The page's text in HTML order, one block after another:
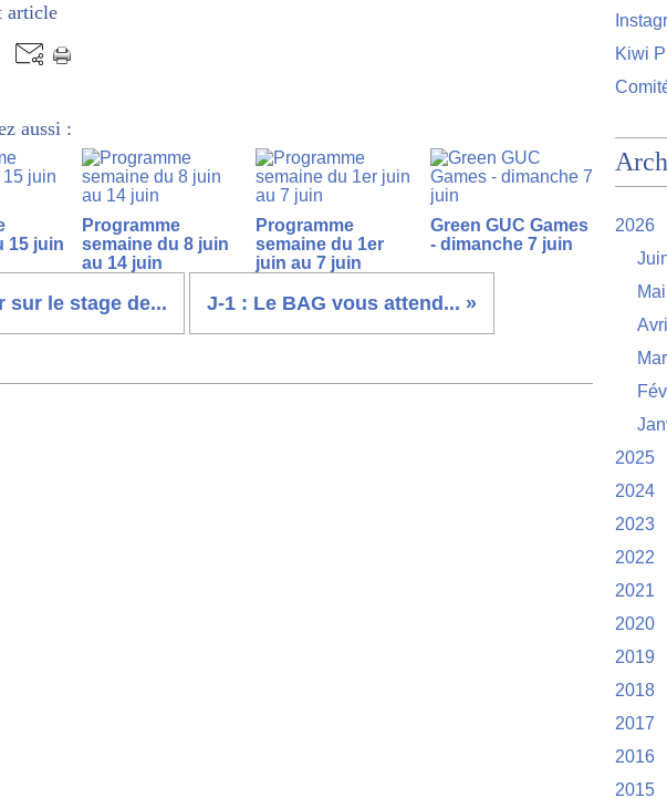
article
aussi :
15 juin
Programme
semaine du 8 juin
au 14 juin
Programme
semaine du 1er
juin au 7 juin
Green GUC Games
- dimanche 7 juin
sur le stage de... J-1 : Le BAG vous attend... »
Kiwi
2026
Mai
Avril
2025
2024
2023
2022
2021
2020
2019
2018
2017
2016
2015